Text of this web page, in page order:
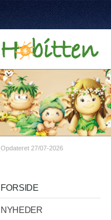
Opdateret 27/07-2026
FORSIDE
NYHEDER